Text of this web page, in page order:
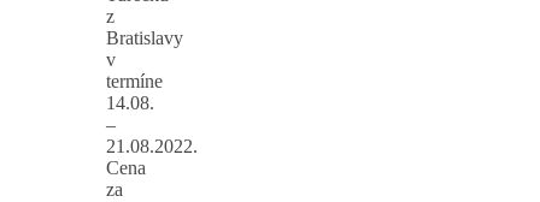
z
Bratislavy
v
termíne
14.08.
–
21.08.2022.
Cena
za